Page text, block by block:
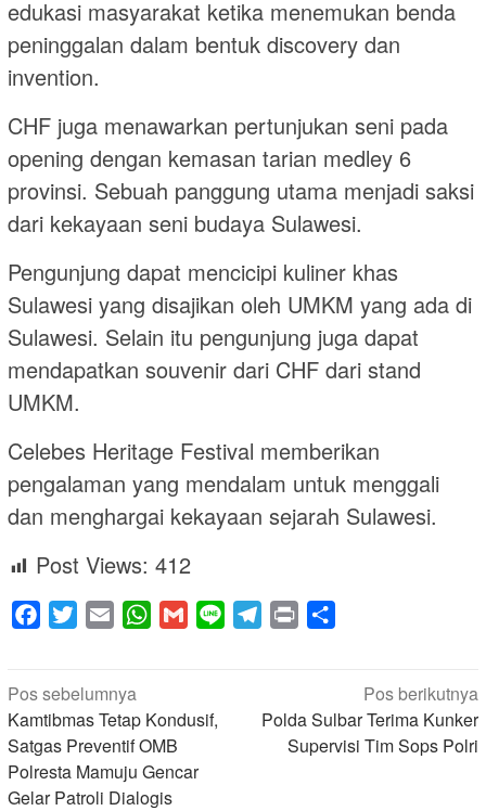
edukasi masyarakat ketika menemukan benda
peninggalan dalam bentuk discovery dan
invention.
CHF juga menawarkan pertunjukan seni pada
opening dengan kemasan tarian medley 6
provinsi. Sebuah panggung utama menjadi saksi
dari kekayaan seni budaya Sulawesi.
Pengunjung dapat mencicipi kuliner khas
Sulawesi yang disajikan oleh UMKM yang ada di
Sulawesi. Selain itu pengunjung juga dapat
mendapatkan souvenir dari CHF dari stand
UMKM.
Celebes Heritage Festival memberikan
pengalaman yang mendalam untuk menggali
dan menghargai kekayaan sejarah Sulawesi.
Post Views: 412
Facebook
Twitter Email WhatsApp
Gmail Line Telegram
Print
Navigasi
pos
Pos sebelumnya
Kamtibmas Tetap Kondusif,
Satgas Preventif OMB
Polresta Mamuju Gencar
Gelar Patroli Dialogis
Pos berikutnya
Polda Sulbar Terima Kunker
Supervisi Tim Sops Polri